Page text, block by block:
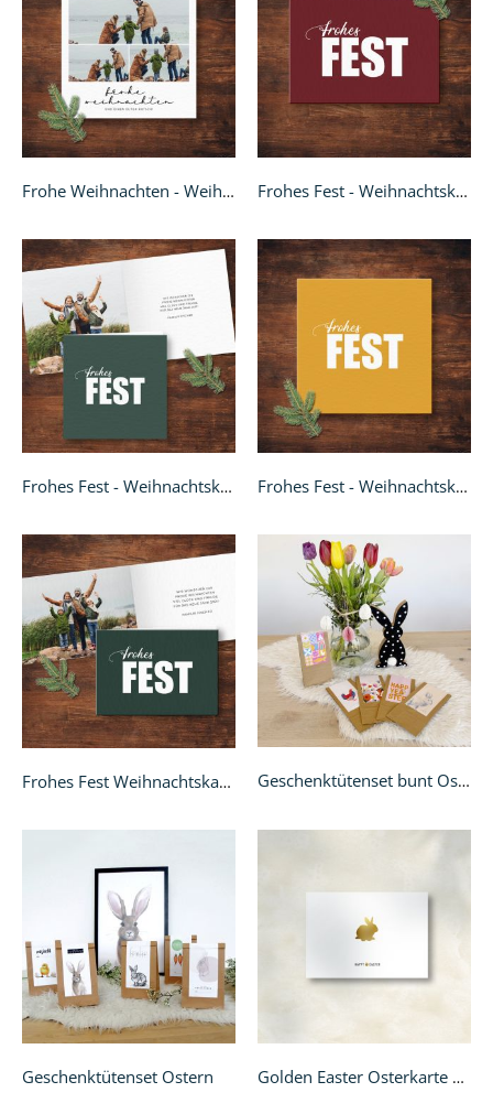
Frohe Weihnachten - Weihnachtskarte quadratisch Frohes Fest - Weihnachtskarte A6 quer
Frohes Fest - Weihnachtskarte Klappkarte quadratisch Frohes Fest - Weihnachtskarte quadratisch
Frohes Fest Weihnachtskarte - A6 Klappkarte Geschenktütenset bunt Ostern
Geschenktütenset Ostern Golden Easter Osterkarte A6